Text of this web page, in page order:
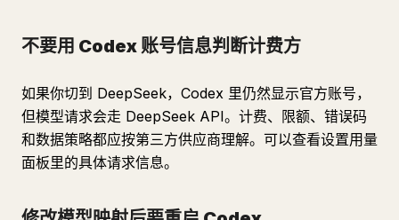
不要用 Codex 账号信息判断计费方
如果你切到 DeepSeek，Codex 里仍然显示官方账号，
但模型请求会走 DeepSeek API。计费、限额、错误码
和数据策略都应按第三方供应商理解。可以查看设置用量
面板里的具体请求信息。